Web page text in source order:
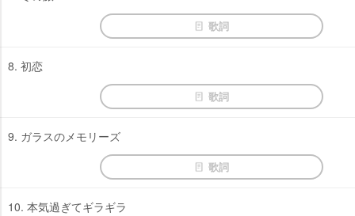
歌詞
8. 初恋
歌詞
9. ガラスのメモリーズ
歌詞
10. 本気過ぎてギラギラ